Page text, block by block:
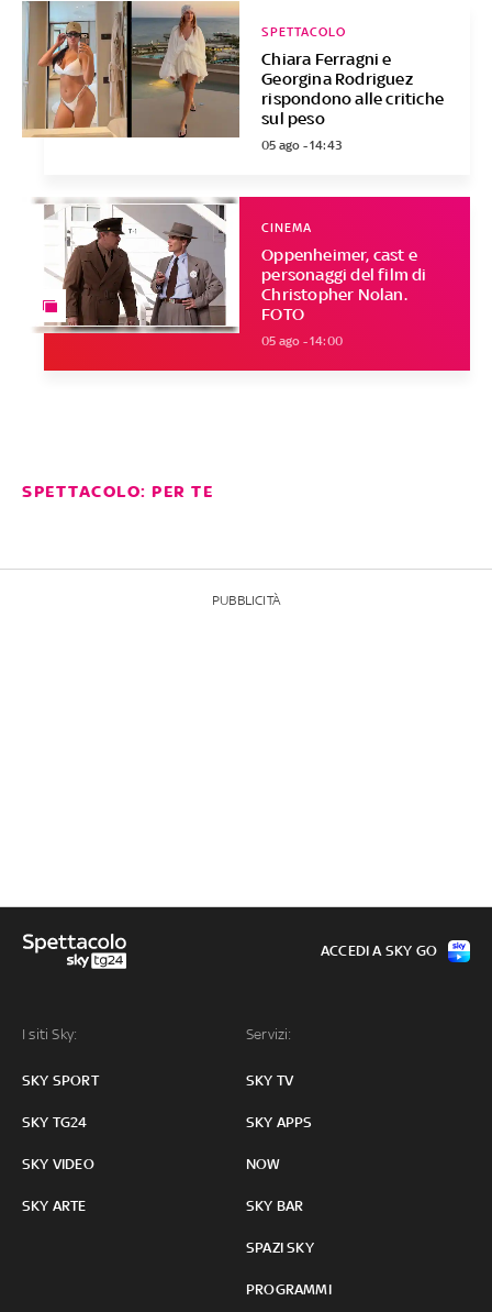
Chiara Ferragni e
Georgina Rodriguez
rispondono alle critiche
sul peso
SPETTACOLO
05 ago - 14:43
Oppenheimer, cast e
personaggi del film di
Christopher Nolan.
FOTO
CINEMA
05 ago - 14:00
SPETTACOLO: PER TE
PUBBLICITÀ
I siti Sky:
SKY SPORT
SKY TG24
SKY VIDEO
SKY ARTE
Servizi:
SKY TV
SKY APPS
NOW
SKY BAR
SPAZI SKY
PROGRAMMI
ACCEDI A SKY GO